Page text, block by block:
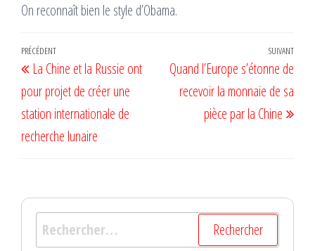
On reconnaît bien le style d’Obama.
Navigation
de
l’article
Article
précédent
PRÉCÉDENT
La Chine et la Russie ont
pour projet de créer une
station internationale de
recherche lunaire
SUIVANT
Quand l’Europe s’étonne de
recevoir la monnaie de sa
pièce par la Chine
Rechercher :